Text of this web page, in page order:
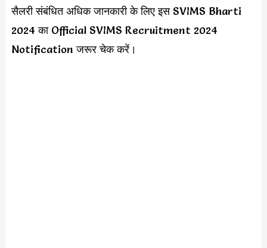
सैलरी संबंधित अधिक जानकारी के लिए इस SVIMS Bharti
2024 का Official SVIMS Recruitment 2024
Notification जरूर चेक करें।